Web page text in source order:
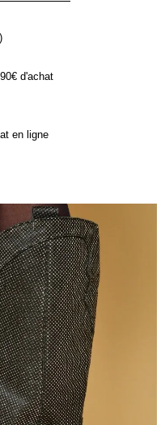
d'achat
en ligne